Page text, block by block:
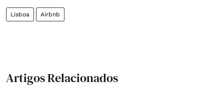
Lisboa Airbnb
Artigos Relacionados